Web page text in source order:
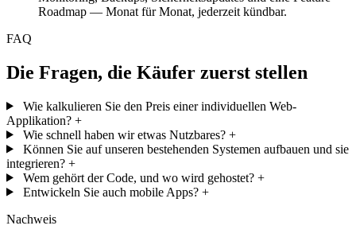
Roadmap — Monat für Monat, jederzeit kündbar.
FAQ
Die Fragen, die Käufer zuerst stellen
Wie kalkulieren Sie den Preis einer individuellen Web-
Applikation? +
Wie schnell haben wir etwas Nutzbares? +
Können Sie auf unseren bestehenden Systemen aufbauen und sie
integrieren? +
Wem gehört der Code, und wo wird gehostet? +
Entwickeln Sie auch mobile Apps? +
Nachweis